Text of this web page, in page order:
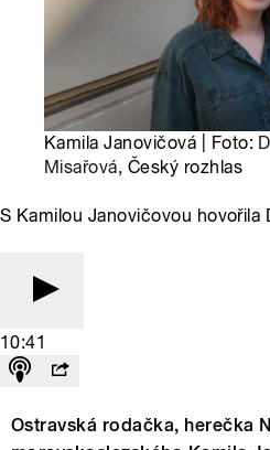
Kamila Janovičová | Foto:
Misařová, Český rozhlas
S Kamilou Janovičovou hovořila
10:41
Ostravská rodačka, herečka